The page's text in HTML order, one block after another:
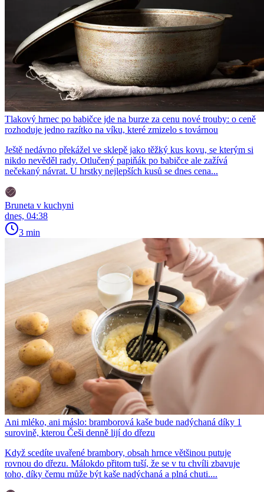
Tlakový hrnec po babičce jde na burze za cenu nové trouby: o ceně
rozhoduje jedno razítko na víku, které zmizelo s továrnou
Ještě nedávno překážel ve sklepě jako těžký kus kovu, se kterým si
nikdo nevěděl rady. Otlučený papiňák po babičce ale zažívá
nečekaný návrat. U hrstky nejlepších kusů se dnes cena...
Bruneta v kuchyni
dnes, 04:38
3 min
Ani mléko, ani máslo: bramborová kaše bude nadýchaná díky 1
surovině, kterou Češi denně lijí do dřezu
Když scedíte uvařené brambory, obsah hrnce většinou putuje
rovnou do dřezu. Málokdo přitom tuší, že se v tu chvíli zbavuje
toho, díky čemu může být kaše nadýchaná a plná chuti....